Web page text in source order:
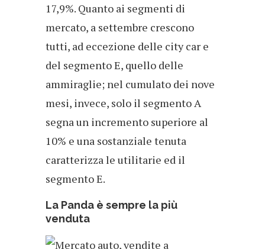
17,9%. Quanto ai segmenti di
mercato, a settembre crescono
tutti, ad eccezione delle city car e
del segmento E, quello delle
ammiraglie; nel cumulato dei nove
mesi, invece, solo il segmento A
segna un incremento superiore al
10% e una sostanziale tenuta
caratterizza le utilitarie ed il
segmento E.
La Panda è sempre la più
venduta